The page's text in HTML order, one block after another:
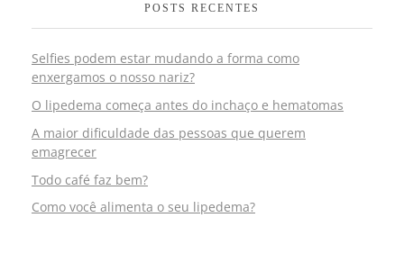
POSTS RECENTES
Selfies podem estar mudando a forma como
enxergamos o nosso nariz?
O lipedema começa antes do inchaço e hematomas
A maior dificuldade das pessoas que querem
emagrecer
Todo café faz bem?
Como você alimenta o seu lipedema?